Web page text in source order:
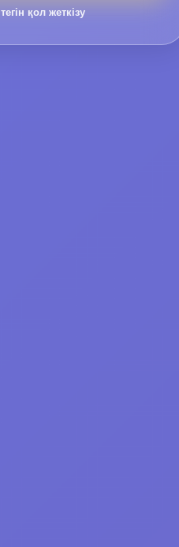
тегін қол жеткізу